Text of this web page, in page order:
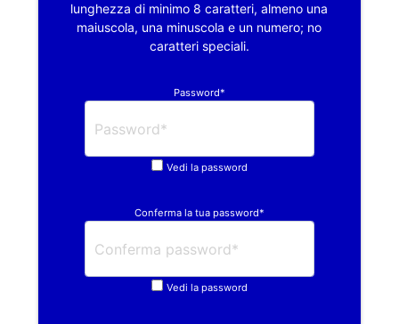
lunghezza di minimo 8 caratteri, almeno una
maiuscola, una minuscola e un numero; no
caratteri speciali.
Password*
Vedi la password
Conferma la tua password*
Vedi la password